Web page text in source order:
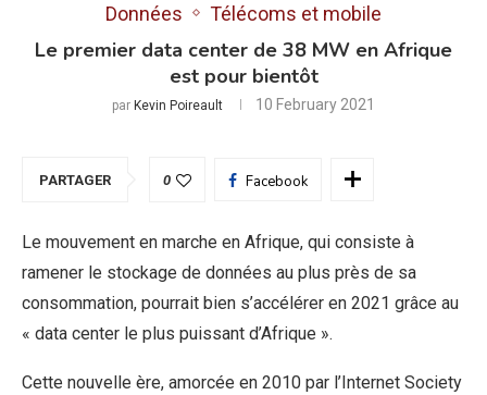
Données Télécoms et mobile
Le premier data center de 38 MW en Afrique
est pour bientôt
par Kevin Poireault 10 February 2021
PARTAGER 0 Facebook
Le mouvement en marche en Afrique, qui consiste à
ramener le stockage de données au plus près de sa
consommation, pourrait bien s’accélérer en 2021 grâce au
« data center le plus puissant d’Afrique ».
Cette nouvelle ère, amorcée en 2010 par l’Internet Society